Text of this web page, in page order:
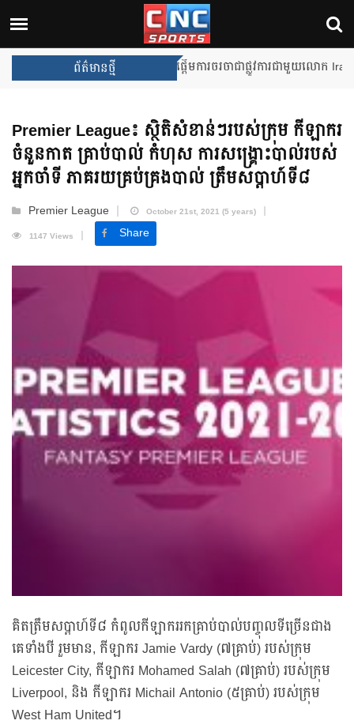
ព័ត៌មានថ្មី Unai Emery សន្យាថានឹងឈ្នះពាន
Premier League៖ ស្ថិតិសំខាន់ៗរបស់ក្រុម កីឡាករ
ចំនួនកាត គ្រាប់បាល់ កំហុស ការសង្រ្គោះបាល់របស់
អ្នកចាំទី ភាគរយគ្រប់គ្រងបាល់ ត្រឹមសប្តាហ៍ទី៨
Premier League
October 21st, 2021 (5 years)
1147 Views
Share
គិតត្រឹមសប្តាហ៍ទី៨ កំពូលកីឡាកររកគ្រាប់បាល់បញ្ចុលទីច្រើនជាង
គេទាំងបី រួមមាន, កីឡាករ Jamie Vardy (៧គ្រាប់) របស់ក្រុម
Leicester City, កីឡាករ Mohamed Salah (៧គ្រាប់) របស់ក្រុម
Liverpool, និង កីឡាករ Michail Antonio (៥គ្រាប់) របស់ក្រុម
West Ham United។